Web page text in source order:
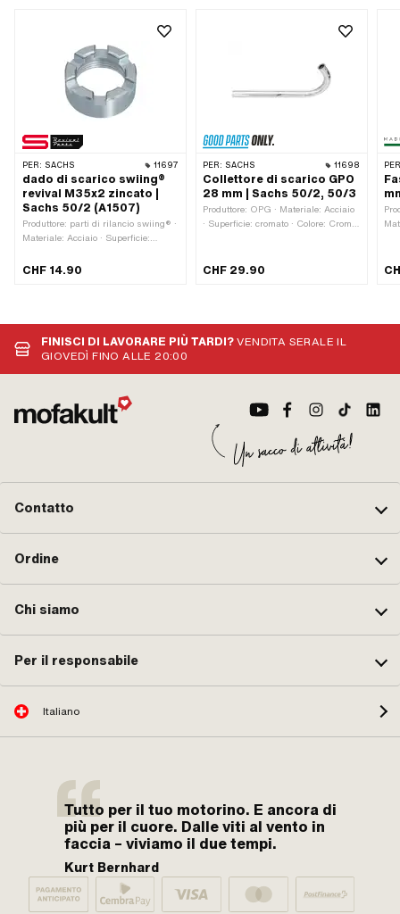
PER: SACHS 11697
dado di scarico swiing®
revival M35x2 zincato |
Sachs 50/2 (A1507)
Produttore: parti di rilancio swiing® ·
Materiale: Acciaio · Superficie:
raccordo · Diametro nominale
standard) · Numero OEM Pony:
A1507 · Sachs OEM no.: 0242 048
101
CHF 14.90
PER: SACHS 11698
Collettore di scarico GPO
28 mm | Sachs 50/2, 50/3
Produttore: OPG · Materiale: Acciaio
· Superficie: cromato · Colore: Cromo
Tipo di montaggio: Dado di raccordo
CHF 29.90
FINISCI DI LAVORARE PIÙ TARDI?VENDITA SERALE IL
GIOVEDÌ FINO ALLE 20:00
Contatto
Ordine
Chi siamo
Per il responsabile
Italiano
Tutto per il tuo motorino. E ancora di
più per il cuore. Dalle viti al vento in
faccia – viviamo il due tempi.
Kurt Bernhard